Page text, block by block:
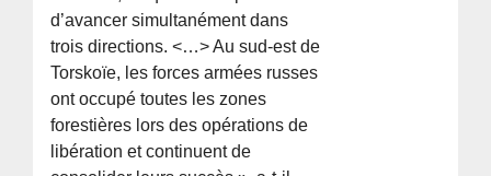
d’avancer simultanément dans
trois directions. <…> Au sud-est de
Torskoïe, les forces armées russes
ont occupé toutes les zones
forestières lors des opérations de
libération et continuent de